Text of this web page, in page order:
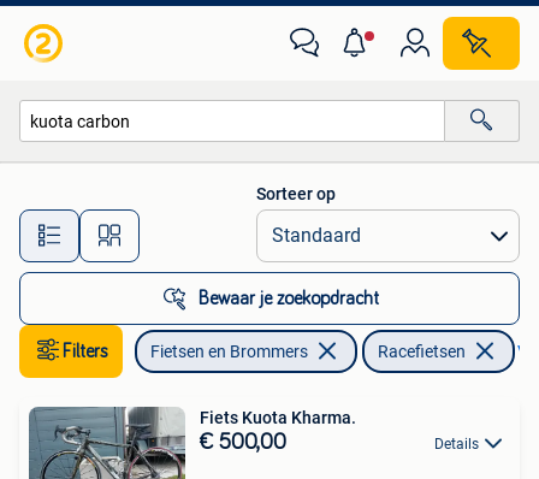
Alle afstanden…
Sorteer op
Bewaar je zoekopdracht
Filters Fietsen en Brommers Racefietsen
Fiets Kuota Kharma.
€ 500,00 Details